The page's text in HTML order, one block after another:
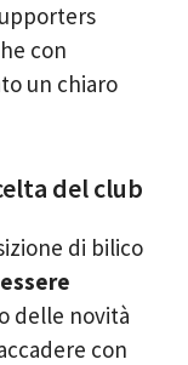
con
un chiaro
del club
di bilico
delle novità
con